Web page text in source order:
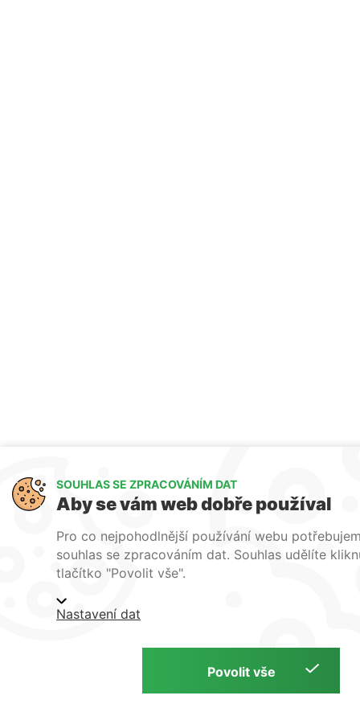
SOUHLAS SE ZPRACOVÁNÍM DAT
Aby se vám web dobře používal
Pro co nejpohodlnější používání webu
souhlas se zpracováním dat. Souhlas udělíte
tlačítko "Povolit vše".
Nastavení dat